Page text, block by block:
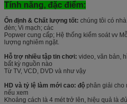
Tính năng, đặc điểm:
Ổn định & Chất lượng tốt: chúng tôi có
đèn; Vi mạch; các
Popwer cung cấp; Hệ thống kiểm soát vv
lượng nghiêm ngặt.
Hỗ trợ nhiều tập tin chơi: video, văn bản,
bất kỳ nguồn nào
Từ TV, VCD, DVD và như vậy
HD và tỷ lệ làm mới cao: độ phân giải cho
nếu xem
Khoảng cách là 4 mét trở lên, hiệu quả là